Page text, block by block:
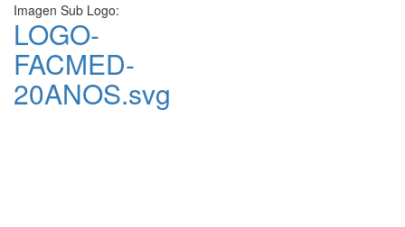
Imagen Sub Logo:
LOGO-
FACMED-
20ANOS.svg